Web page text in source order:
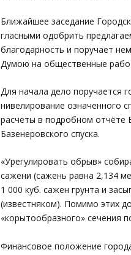
Ближайшее заседание
гласными одобрить
благодарность и поручает
Думою на общественные
Для начала дело поручается
нивелирование означенного
расчёты в подробном отчёте
Базенеровского спуска.
«Урегулировать обрыв»
сажени (сажень равна 2,134
1 000 куб. сажен грунта и
(известняком). Помимо этих
«корытообразного» сечения
Финансовое положение